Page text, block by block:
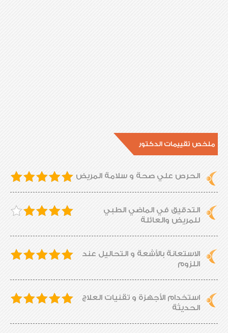
ملخص تقييمات الدكتور
الحرص علي صحة و سلامة المريض
التدقيق في الماضي الطبي
للمريض والعائلة
الاستعانة بالأشعة و التحاليل عند
اللزوم
استخدام الأجهزة و تقنيات العلاج
الحديثة